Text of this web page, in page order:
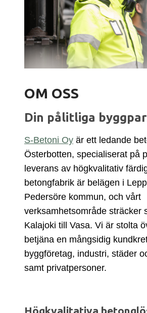
OM OSS
Din pålitliga
S-Betoni Oy är ett ledande
Österbotten, specialiserat på
leverans av högkvalitativ
betongfabrik är belägen i
Pedersöre kommun, och vårt
verksamhetsområde sträcker
Kalajoki till Vasa. Vi är stolta
betjäna en mångsidig
byggföretag, industri, städer
samt privatpersoner.
Högkvalitativa